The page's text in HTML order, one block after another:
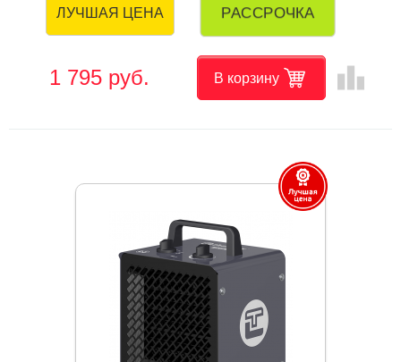
ЛУЧШАЯ ЦЕНА РАССРОЧКА
1 795 руб. В корзину leaderboard